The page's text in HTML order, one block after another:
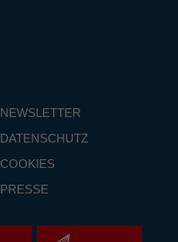
NEWSLETTER
DATENSCHUTZ
COOKIES
PRESSE